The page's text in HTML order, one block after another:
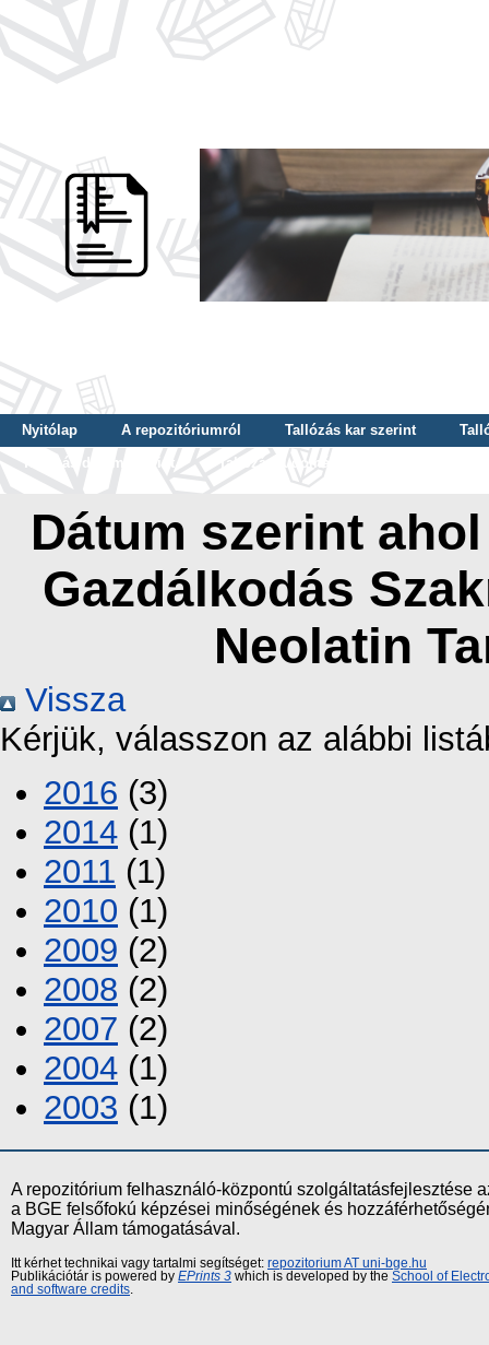
Nyitólap A repozitóriumról Tallózás kar szerint
Tallózás dátum szerint
Tallózás tudományterület szerint
Dátum szerint
Gazdálkodás
Neolatin
Vissza
Kérjük, válasszon az alábbi
2016 (3)
2014 (1)
2011 (1)
2010 (1)
2009 (2)
2008 (2)
2007 (2)
2004 (1)
2003 (1)
A repozitórium felhasználó-központú szolgáltatásfejlesztése
a BGE felsőfokú képzései minőségének és
Magyar Állam támogatásával.
Itt kérhet technikai vagy tartalmi segítséget: repozitorium AT uni-bge.hu
Publikációtár is powered by EPrints 3 which is developed by the School of
and software credits